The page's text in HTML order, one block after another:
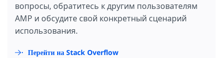
вопросы, обратитесь к другим пользователям
AMP и обсудите свой конкретный сценарий
использования.
Перейти на Stack Overflow